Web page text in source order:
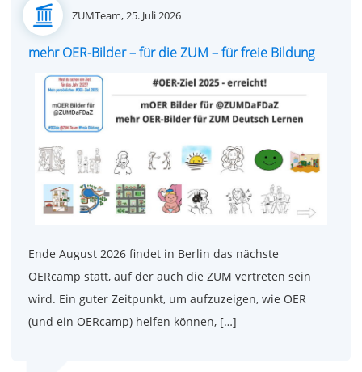
ZUMTeam,Posted
25. Juli 2026
mehr OER-Bilder – für die ZUM – für freie Bildung
Ende August 2026 findet in Berlin das nächste
OERcamp statt, auf der auch die ZUM vertreten sein
wird. Ein guter Zeitpunkt, um aufzuzeigen, wie OER
(und ein OERcamp) helfen können, […]